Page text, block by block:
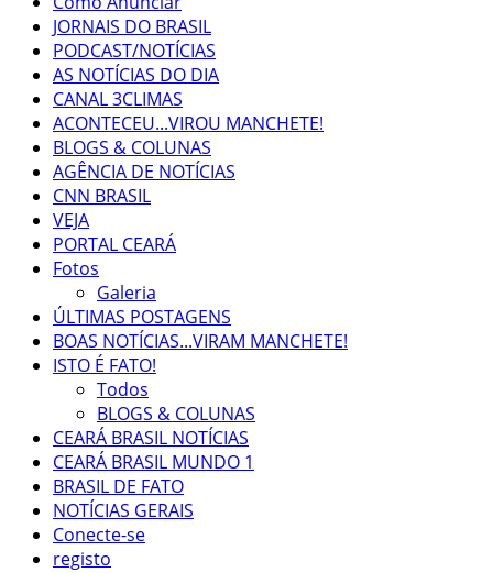
JORNAIS DO BRASIL
PODCAST/NOTÍCIAS
AS NOTÍCIAS DO DIA
CANAL 3CLIMAS
ACONTECEU...VIROU MANCHETE!
BLOGS & COLUNAS
AGÊNCIA DE NOTÍCIAS
CNN BRASIL
VEJA
PORTAL CEARÁ
Fotos
Galeria
ÚLTIMAS POSTAGENS
BOAS NOTÍCIAS...VIRAM MANCHETE!
ISTO É FATO!
Todos
BLOGS & COLUNAS
CEARÁ BRASIL NOTÍCIAS
CEARÁ BRASIL MUNDO 1
BRASIL DE FATO
NOTÍCIAS GERAIS
Conecte-se
registo